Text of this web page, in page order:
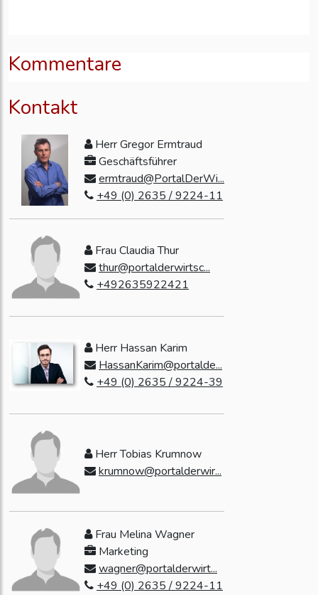
Kommentare
Kontakt
Herr Gregor Ermtraud
Geschäftsführer
ermtraud@PortalDerWi...
+49 (0) 2635 / 9224-11
Frau Claudia Thur
thur@portalderwirtsc...
+492635922421
Herr Hassan Karim
HassanKarim@portalde...
+49 (0) 2635 / 9224-39
Herr Tobias Krumnow
krumnow@portalderwir...
Frau Melina Wagner
Marketing
wagner@portalderwirt...
+49 (0) 2635 / 9224-11